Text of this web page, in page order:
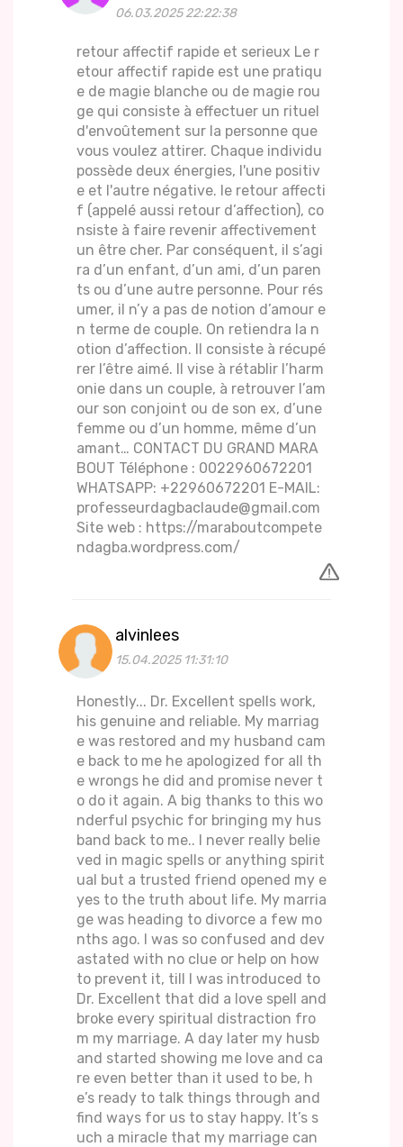
06.03.2025 22:22:38
retour affectif rapide et serieux Le r
etour affectif rapide est une pratiqu
e de magie blanche ou de magie rou
ge qui consiste à effectuer un rituel
d'envoûtement sur la personne que
vous voulez attirer. Chaque individu
possède deux énergies, l'une positiv
e et l'autre négative. le retour affecti
f (appelé aussi retour d’affection), co
nsiste à faire revenir affectivement
un être cher. Par conséquent, il s’agi
ra d’un enfant, d’un ami, d’un paren
ts ou d’une autre personne. Pour rés
umer, il n’y a pas de notion d’amour e
n terme de couple. On retiendra la n
otion d’affection. Il consiste à récupé
rer l’être aimé. Il vise à rétablir l’harm
onie dans un couple, à retrouver l’am
our son conjoint ou de son ex, d’une
femme ou d’un homme, même d’un
amant… CONTACT DU GRAND MARA
BOUT Téléphone : 0022960672201
WHATSAPP: +22960672201 E-MAIL:
professeurdagbaclaude@gmail.com
Site web : https://maraboutcompete
ndagba.wordpress.com/
alvinlees
15.04.2025 11:31:10
Honestly... Dr. Excellent spells work,
his genuine and reliable. My marriag
e was restored and my husband cam
e back to me he apologized for all th
e wrongs he did and promise never t
o do it again. A big thanks to this wo
nderful psychic for bringing my hus
band back to me.. I never really belie
ved in magic spells or anything spirit
ual but a trusted friend opened my e
yes to the truth about life. My marria
ge was heading to divorce a few mo
nths ago. I was so confused and dev
astated with no clue or help on how
to prevent it, till I was introduced to
Dr. Excellent that did a love spell and
broke every spiritual distraction fro
m my marriage. A day later my husb
and started showing me love and ca
re even better than it used to be, h
e’s ready to talk things through and
find ways for us to stay happy. It’s s
uch a miracle that my marriage can